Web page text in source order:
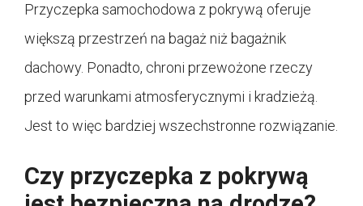
Przyczepka samochodowa z pokrywą oferuje
większą przestrzeń na bagaż niż bagażnik
dachowy. Ponadto, chroni przewożone rzeczy
przed warunkami atmosferycznymi i kradzieżą.
Jest to więc bardziej wszechstronne rozwiązanie.
Czy przyczepka z pokrywą